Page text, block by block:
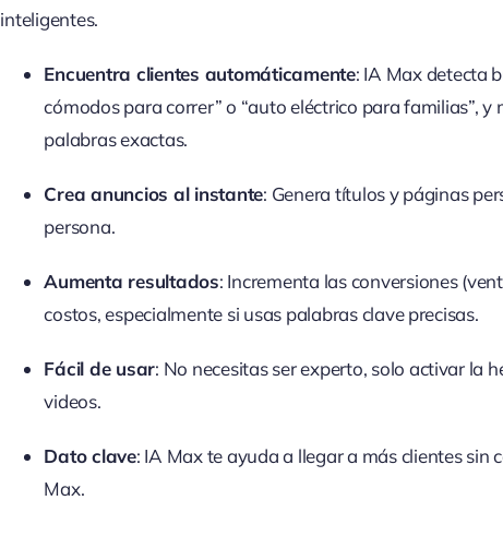
inteligentes.
Encuentra clientes automáticamente: IA Max detecta
cómodos para correr” o “auto eléctrico para familias”,
palabras exactas.
Crea anuncios al instante: Genera títulos y páginas
persona.
Aumenta resultados: Incrementa las conversiones
costos, especialmente si usas palabras clave precisas.
Fácil de usar: No necesitas ser experto, solo activar la
videos.
Dato clave: IA Max te ayuda a llegar a más clientes sin
Max.